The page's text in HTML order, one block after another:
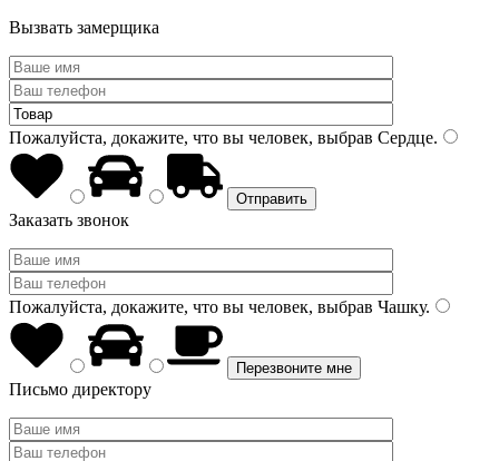
Вызвать замерщика
Пожалуйста, докажите, что вы человек, выбрав Сердце.
Заказать звонок
Пожалуйста, докажите, что вы человек, выбрав Чашку.
Письмо директору